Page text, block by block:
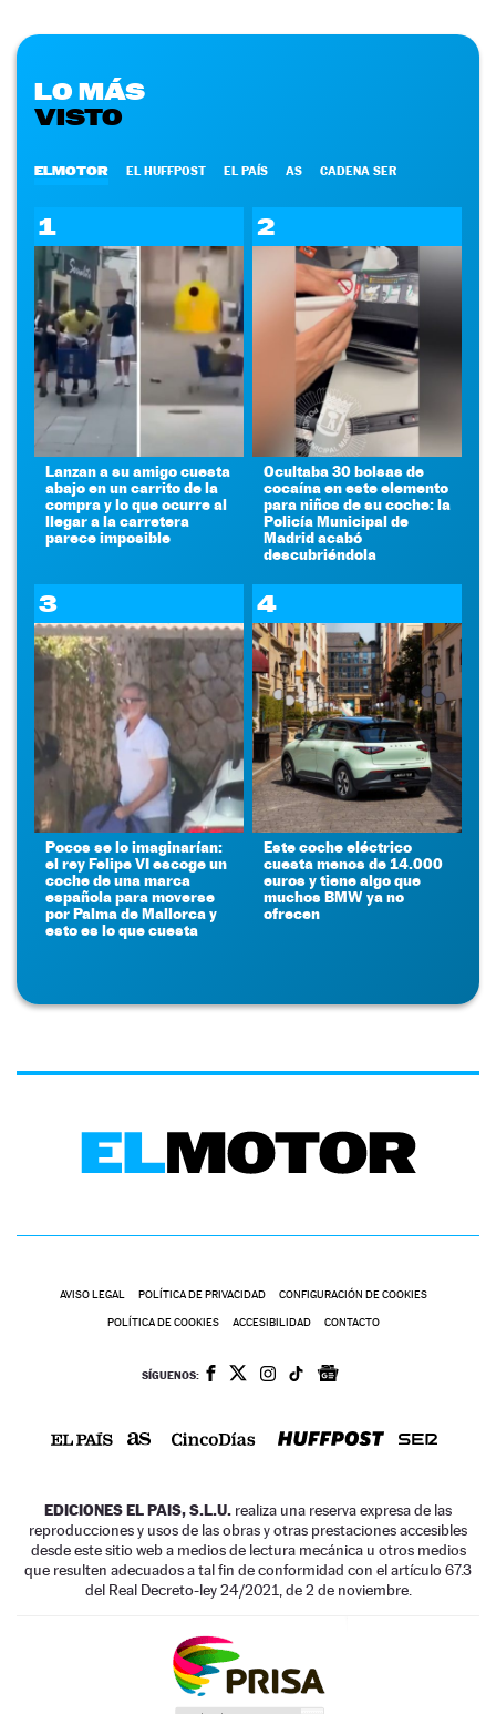
LO MÁS
VISTO
ELMOTOR EL HUFFPOST EL PAÍS AS CADENA SER
1
Lanzan a su amigo cuesta
abajo en un carrito de la
compra y lo que ocurre al
llegar a la carretera
parece imposible
2
Ocultaba 30 bolsas de
cocaína en este elemento
para niños de su coche: la
Policía Municipal de
Madrid acabó
descubriéndola
3
Pocos se lo imaginarían:
el rey Felipe VI escoge un
coche de una marca
española para moverse
por Palma de Mallorca y
esto es lo que cuesta
4
Este coche eléctrico
cuesta menos de 14.000
euros y tiene algo que
muchos BMW ya no
ofrecen
AVISO LEGAL POLÍTICA DE PRIVACIDAD CONFIGURACIÓN DE COOKIES
POLÍTICA DE COOKIES ACCESIBILIDAD CONTACTO
SÍGUENOS:
EDICIONES EL PAIS, S.L.U. realiza una reserva expresa de las
reproducciones y usos de las obras y otras prestaciones accesibles
desde este sitio web a medios de lectura mecánica u otros medios
que resulten adecuados a tal fin de conformidad con el artículo 67.3
del Real Decreto-ley 24/2021, de 2 de noviembre.